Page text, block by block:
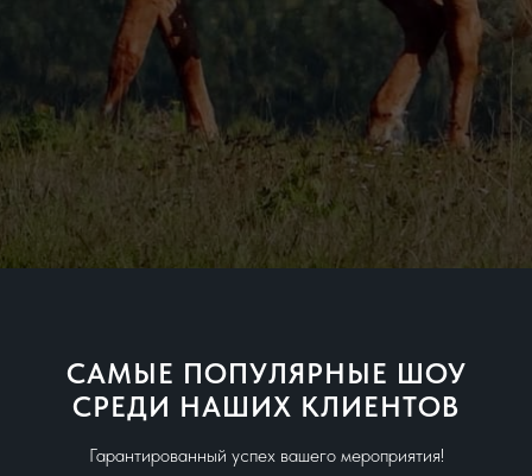
САМЫЕ ПОПУЛЯРНЫЕ ШОУ
СРЕДИ НАШИХ КЛИЕНТОВ
Гарантированный успех вашего мероприятия!